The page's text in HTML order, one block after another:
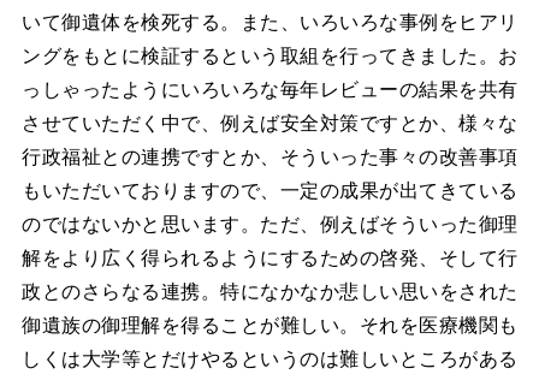
いて御遺体を検死する。また、いろいろな事例をヒアリ
ングをもとに検証するという取組を行ってきました。お
っしゃったようにいろいろな毎年レビューの結果を共有
させていただく中で、例えば安全対策ですとか、様々な
行政福祉との連携ですとか、そういった事々の改善事項
もいただいておりますので、一定の成果が出てきている
のではないかと思います。ただ、例えばそういった御理
解をより広く得られるようにするための啓発、そして行
政とのさらなる連携。特になかなか悲しい思いをされた
御遺族の御理解を得ることが難しい。それを医療機関も
しくは大学等とだけやるというのは難しいところがある